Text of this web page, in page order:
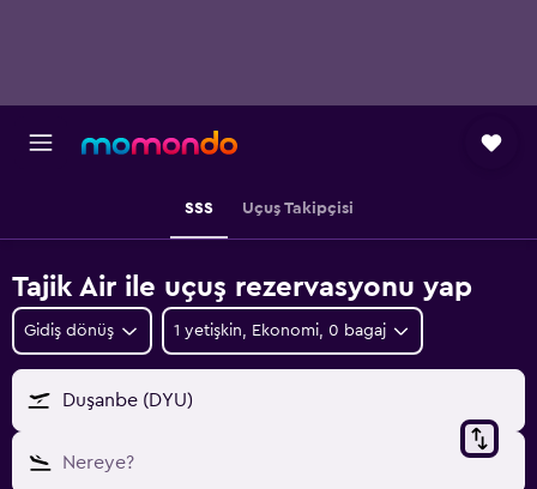
SSS Uçuş Takipçisi
Tajik Air ile uçuş rezervasyonu yap
Gidiş dönüş 1 yetişkin, Ekonomi, 0 bagaj
Duşanbe (DYU)
Nereye?